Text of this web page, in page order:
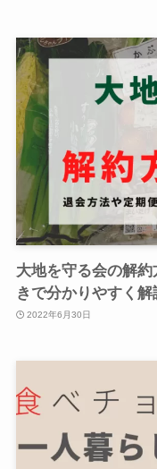
大地を守る会の解
きで分かりやすく解
2022年6月30日